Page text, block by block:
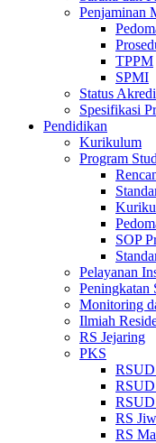
Penjaminan
TPPM
SPMI
Status
Spesifikasi
Pendidikan
Kurikulum
Program
SOP
Pelayanan
Peningkatan
Monitoring
Ilmiah
RS Jejaring
PKS
RSUD
RS
RS